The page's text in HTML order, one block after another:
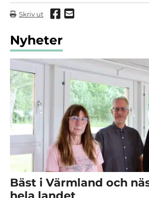
Skriv ut Dela via
Dela via mail
Nyheter
Bäst i Värmland och